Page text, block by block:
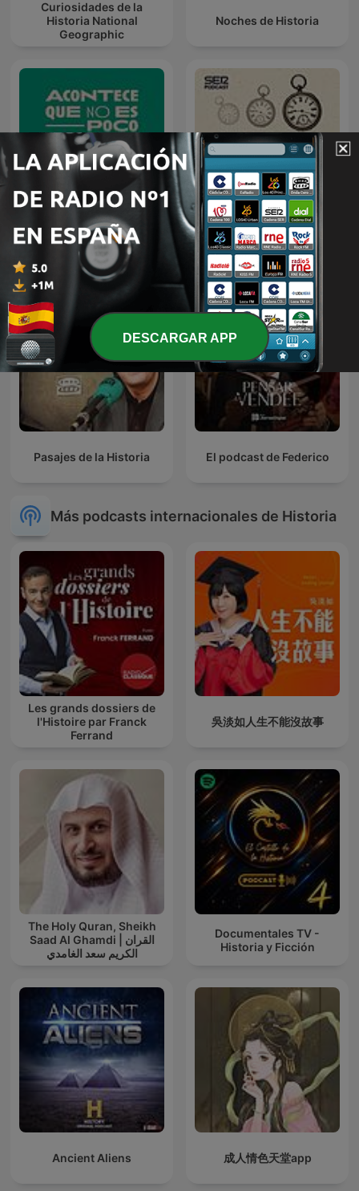
Curiosidades de la
Historia National
Geographic
Noches de Historia
Acontece que no es poco
con Nieves Concostrina
Cualquier tiempo pasado
fue anterior
Pasajes de la Historia El podcast de Federico
Más podcasts internacionales de Historia
Les grands dossiers de
l'Histoire par Franck
Ferrand
吳淡如人生不能沒故事
The Holy Quran, Sheikh
Saad Al Ghamdi | القران
الكريم سعد الغامدي
Documentales TV -
Historia y Ficción
Ancient Aliens 成人情色天堂app
DESCARGAR APP